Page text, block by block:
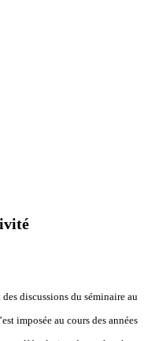
discussions du séminaire au
imposée au cours des années